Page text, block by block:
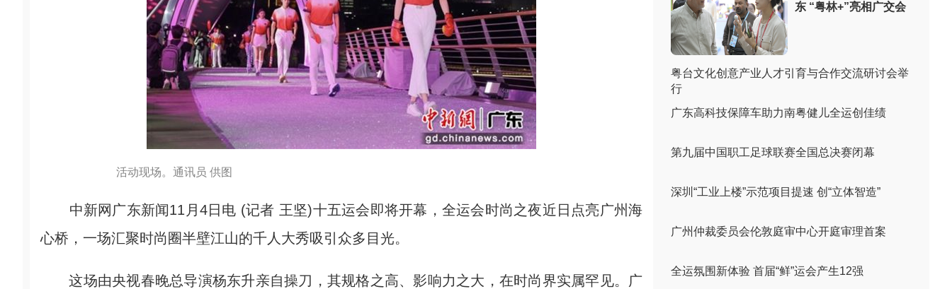
活动现场。通讯员 供图
中新网广东新闻11月4日电 (记者 王坚)十五运会即将开幕，全运会时尚之夜近日点亮广州海
心桥，一场汇聚时尚圈半壁江山的千人大秀吸引众多目光。
这场由央视春晚总导演杨东升亲自操刀，其规格之高、影响力之大，在时尚界实属罕见。广
东 “粤林+”亮相广交会
粤台文化创意产业人才引育与合作交流研讨会举
行
广东高科技保障车助力南粤健儿全运创佳绩
第九届中国职工足球联赛全国总决赛闭幕
深圳“工业上楼”示范项目提速 创“立体智造”
广州仲裁委员会伦敦庭审中心开庭审理首案
全运氛围新体验 首届“鲜”运会产生12强